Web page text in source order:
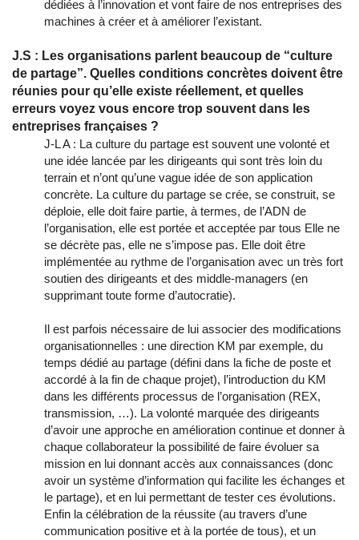
dédiées à l’innovation et vont faire de nos entreprises des
machines à créer et à améliorer l’existant.
J.S : Les organisations parlent beaucoup de “culture
de partage”. Quelles conditions concrètes doivent être
réunies pour qu’elle existe réellement, et quelles
erreurs voyez vous encore trop souvent dans les
entreprises françaises ?
J-L A : La culture du partage est souvent une volonté et
une idée lancée par les dirigeants qui sont très loin du
terrain et n’ont qu’une vague idée de son application
concrète. La culture du partage se crée, se construit, se
déploie, elle doit faire partie, à termes, de l’ADN de
l’organisation, elle est portée et acceptée par tous Elle ne
se décrète pas, elle ne s’impose pas. Elle doit être
implémentée au rythme de l’organisation avec un très fort
soutien des dirigeants et des middle-managers (en
supprimant toute forme d’autocratie).
Il est parfois nécessaire de lui associer des modifications
organisationnelles : une direction KM par exemple, du
temps dédié au partage (défini dans la fiche de poste et
accordé à la fin de chaque projet), l’introduction du KM
dans les différents processus de l’organisation (REX,
transmission, …). La volonté marquée des dirigeants
d’avoir une approche en amélioration continue et donner à
chaque collaborateur la possibilité de faire évoluer sa
mission en lui donnant accès aux connaissances (donc
avoir un système d’information qui facilite les échanges et
le partage), et en lui permettant de tester ces évolutions.
Enfin la célébration de la réussite (au travers d’une
communication positive et à la portée de tous), et un